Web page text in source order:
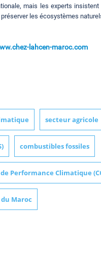
mais les experts
les écosystèmes
lahcen-maroc.com
secteur agricole
combustibles fossiles
Performance Climatique
Maroc